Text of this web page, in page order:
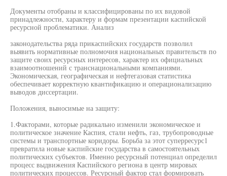
Документы отобраны и классифицированы по их видовой
принадлежности, характеру и формам презентации каспийской
ресурсной проблематики. Анализ
законодательства ряда прикаспийских государств позволил
выявить нормативные полномочия национальных правительств по
защите своих ресурсных интересов, характер их официальных
взаимоотношений с транснациональными компаниями.
Экономическая, географическая и нефтегазовая статистика
обеспечивает корректную квантификацию и операционализацию
выводов диссертации.
Положения, выносимые на защиту:
1.Факторами, которые радикально изменили экономическое и
политическое значение Каспия, стали нефть, газ, трубопроводные
системы и транспортные коридоры. Борьба за этот суперресурс1
превратила новые каспийские государства в самостоятельных
политических субъектов. Именно ресурсный потенциал определил
процесс выдвижения Каспийского региона в центр мировых
политических процессов. Ресурсный фактор стал формировать